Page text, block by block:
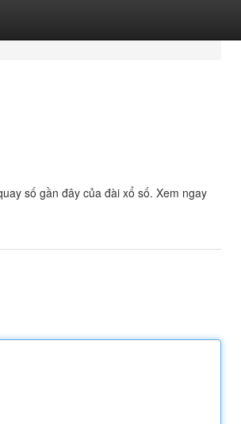
số gần đây của đài xổ số. Xem ngay